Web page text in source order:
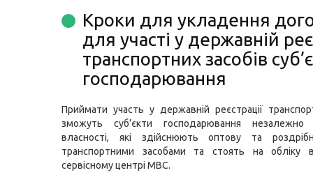
Кроки для укладення
для участі у державній
транспортних засобів
господарювання
Приймати участь у державній реєстрації
зможуть суб’єкти господарювання
власності, які здійснюють оптову та
транспортними засобами та стоять на обліку
сервісному центрі МВС.